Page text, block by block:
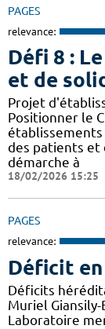
PAGES
relevance:
Défi 8 :
et de
Projet
Positionner le
des patients et
démarche à
18/02/2026 15:25
PAGES
relevance:
Déficit
Déficits
Muriel
Laboratoire